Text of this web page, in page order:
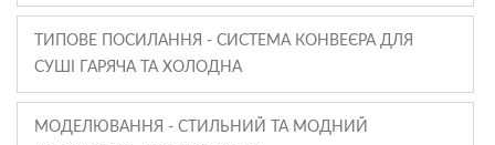
ТИПОВЕ ПОСИЛАННЯ - СИСТЕМА КОНВЕЄРА ДЛЯ
СУШІ ГАРЯЧА ТА ХОЛОДНА
МОДЕЛЮВАННЯ - СТИЛЬНИЙ ТА МОДНИЙ